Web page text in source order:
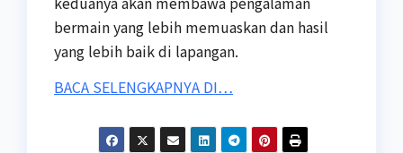
bermain yang lebih memuaskan dan hasil
yang lebih baik di lapangan.
BACA SELENGKAPNYA DI…